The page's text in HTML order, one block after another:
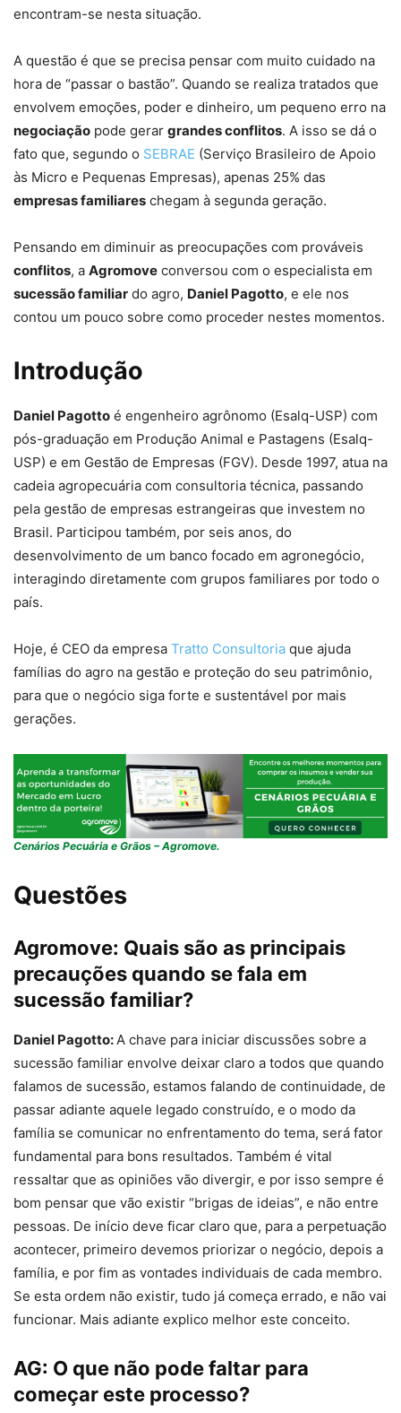
encontram-se nesta situação.
A questão é que se precisa pensar com muito cuidado na
hora de “passar o bastão”. Quando se realiza tratados que
envolvem emoções, poder e dinheiro, um pequeno erro na
negociação pode gerar grandes conflitos. A isso se dá o
fato que, segundo o SEBRAE (Serviço Brasileiro de Apoio
às Micro e Pequenas Empresas), apenas 25% das
empresas familiares chegam à segunda geração.
Pensando em diminuir as preocupações com prováveis
conflitos, a Agromove conversou com o especialista em
sucessão familiar do agro, Daniel Pagotto, e ele nos
contou um pouco sobre como proceder nestes momentos.
Introdução
Daniel Pagotto é engenheiro agrônomo (Esalq-USP) com
pós-graduação em Produção Animal e Pastagens (Esalq-
USP) e em Gestão de Empresas (FGV). Desde 1997, atua na
cadeia agropecuária com consultoria técnica, passando
pela gestão de empresas estrangeiras que investem no
Brasil. Participou também, por seis anos, do
desenvolvimento de um banco focado em agronegócio,
interagindo diretamente com grupos familiares por todo o
país.
Hoje, é CEO da empresa Tratto Consultoria que ajuda
famílias do agro na gestão e proteção do seu patrimônio,
para que o negócio siga forte e sustentável por mais
gerações.
Cenários Pecuária e Grãos – Agromove.
Questões
Agromove: Quais são as principais
precauções quando se fala em
sucessão familiar?
Daniel Pagotto:A chave para iniciar discussões sobre a
sucessão familiar envolve deixar claro a todos que quando
falamos de sucessão, estamos falando de continuidade, de
passar adiante aquele legado construído, e o modo da
família se comunicar no enfrentamento do tema, será fator
fundamental para bons resultados. Também é vital
ressaltar que as opiniões vão divergir, e por isso sempre é
bom pensar que vão existir “brigas de ideias”, e não entre
pessoas. De início deve ficar claro que, para a perpetuação
acontecer, primeiro devemos priorizar o negócio, depois a
família, e por fim as vontades individuais de cada membro.
Se esta ordem não existir, tudo já começa errado, e não vai
funcionar. Mais adiante explico melhor este conceito.
AG: O que não pode faltar para
começar este processo?